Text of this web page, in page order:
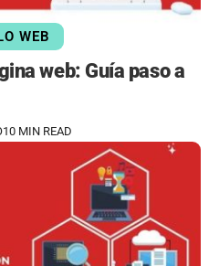
WEB
web: Guía paso a
10 MIN READ